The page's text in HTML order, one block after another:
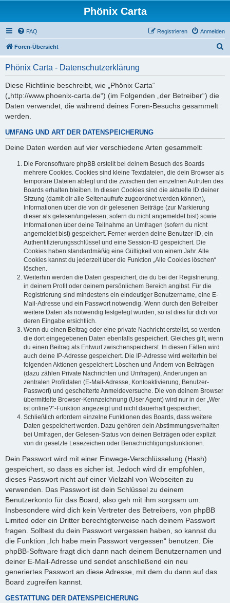
Phönix Carta
FAQ Anmelden
Registrieren
Foren-Übersicht
Phönix Carta - Datenschutzerklärung
Diese Richtlinie beschreibt, wie „Phönix Carta“
(„http://www.phoenix-carta.de“) (im Folgenden „der Betreiber“) die
Daten verwendet, die während deines Foren-Besuchs gesammelt
werden.
UMFANG UND ART DER DATENSPEICHERUNG
Deine Daten werden auf vier verschiedene Arten gesammelt:
Die Forensoftware phpBB erstellt bei deinem Besuch des Boards
mehrere Cookies. Cookies sind kleine Textdateien, die dein Browser als
temporäre Dateien ablegt und die zwischen den einzelnen Aufrufen des
Boards erhalten bleiben. In diesen Cookies sind die aktuelle ID deiner
Sitzung (damit dir alle Seitenaufrufe zugeordnet werden können),
Informationen über die von dir gelesenen Beiträge (zur Markierung
dieser als gelesen/ungelesen; sofern du nicht angemeldet bist) sowie
Informationen über deine Teilnahme an Umfragen (sofern du nicht
angemeldet bist) gespeichert. Ferner werden deine Benutzer-ID, ein
Authentifizierungsschlüssel und eine Session-ID gespeichert. Die
Cookies haben standardmäßig eine Gültigkeit von einem Jahr. Alle
Cookies kannst du jederzeit über die Funktion „Alle Cookies löschen“
löschen.
Weiterhin werden die Daten gespeichert, die du bei der Registrierung,
in deinem Profil oder deinem persönlichem Bereich angibst. Für die
Registrierung sind mindestens ein eindeutiger Benutzername, eine E-
Mail-Adresse und ein Passwort notwendig. Wenn durch den Betreiber
weitere Daten als notwendig festgelegt wurden, so ist dies für dich vor
deren Eingabe ersichtlich.
Wenn du einen Beitrag oder eine private Nachricht erstellst, so werden
die dort eingegebenen Daten ebenfalls gespeichert. Gleiches gilt, wenn
du einen Beitrag als Entwurf zwischenspeicherst. In diesen Fällen wird
auch deine IP-Adresse gespeichert. Die IP-Adresse wird weiterhin bei
folgenden Aktionen gespeichert: Löschen und Ändern von Beiträgen
(dazu zählen Private Nachrichten und Umfragen), Änderungen an
zentralen Profildaten (E-Mail-Adresse, Kontoaktivierung, Benutzer-
Passwort) und gescheiterte Anmeldeversuche. Die von deinem Browser
übermittelte Browser-Kennzeichnung (User Agent) wird nur in der „Wer
ist online?“-Funktion angezeigt und nicht dauerhaft gespeichert.
Schließlich erfordern einzelne Funktionen des Boards, dass weitere
Daten gespeichert werden. Dazu gehören dein Abstimmungsverhalten
bei Umfragen, der Gelesen-Status von deinen Beiträgen oder explizit
von dir gesetzte Lesezeichen oder Benachrichtigungsfunktionen.
Dein Passwort wird mit einer Einwege-Verschlüsselung (Hash)
gespeichert, so dass es sicher ist. Jedoch wird dir empfohlen,
dieses Passwort nicht auf einer Vielzahl von Webseiten zu
verwenden. Das Passwort ist dein Schlüssel zu deinem
Benutzerkonto für das Board, also geh mit ihm sorgsam um.
Insbesondere wird dich kein Vertreter des Betreibers, von phpBB
Limited oder ein Dritter berechtigterweise nach deinem Passwort
fragen. Solltest du dein Passwort vergessen haben, so kannst du
die Funktion „Ich habe mein Passwort vergessen“ benutzen. Die
phpBB-Software fragt dich dann nach deinem Benutzernamen und
deiner E-Mail-Adresse und sendet anschließend ein neu
generiertes Passwort an diese Adresse, mit dem du dann auf das
Board zugreifen kannst.
GESTATTUNG DER DATENSPEICHERUNG